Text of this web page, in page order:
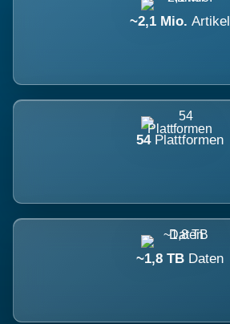
~2,1 Mio. Artikel
54 Plattformen
~1,8 TB Daten